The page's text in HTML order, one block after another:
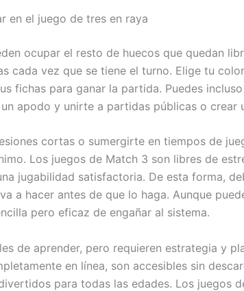
en el juego de tres en raya
ocupar el resto de huecos que quedan
cada vez que se tiene el turno. Elige tu
fichas para ganar la partida. Puedes
apodo y unirte a partidas públicas o crear
cortas o sumergirte en tiempos de
Los juegos de Match 3 son libres de
jugabilidad satisfactoria. De esta forma,
a hacer antes de que lo haga. Aunque
pero eficaz de engañar al sistema.
de aprender, pero requieren estrategia y
en línea, son accesibles sin
para todas las edades. Los juegos